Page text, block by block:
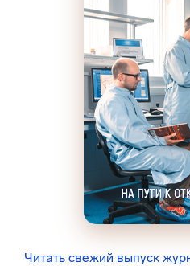
Читать свежий выпуск